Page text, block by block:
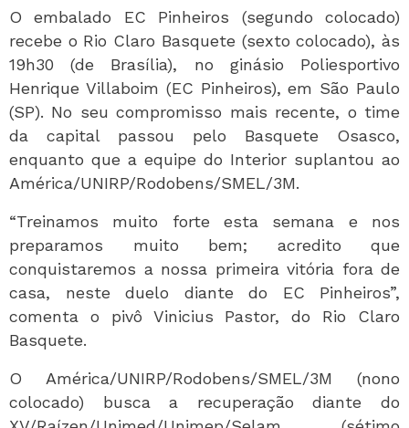
O embalado EC Pinheiros (segundo colocado)
recebe o Rio Claro Basquete (sexto colocado), às
19h30 (de Brasília), no ginásio Poliesportivo
Henrique Villaboim (EC Pinheiros), em São Paulo
(SP). No seu compromisso mais recente, o time
da capital passou pelo Basquete Osasco,
enquanto que a equipe do Interior suplantou ao
América/UNIRP/Rodobens/SMEL/3M.
“Treinamos muito forte esta semana e nos
preparamos muito bem; acredito que
conquistaremos a nossa primeira vitória fora de
casa, neste duelo diante do EC Pinheiros”,
comenta o pivô Vinicius Pastor, do Rio Claro
Basquete.
O América/UNIRP/Rodobens/SMEL/3M (nono
colocado) busca a recuperação diante do